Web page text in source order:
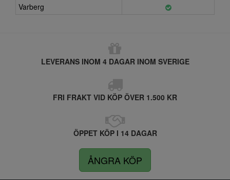
Varberg
LEVERANS INOM 4 DAGAR INOM SVERIGE
FRI FRAKT VID KÖP ÖVER 1.500 KR
ÖPPET KÖP I 14 DAGAR
ÅNGRA KÖP